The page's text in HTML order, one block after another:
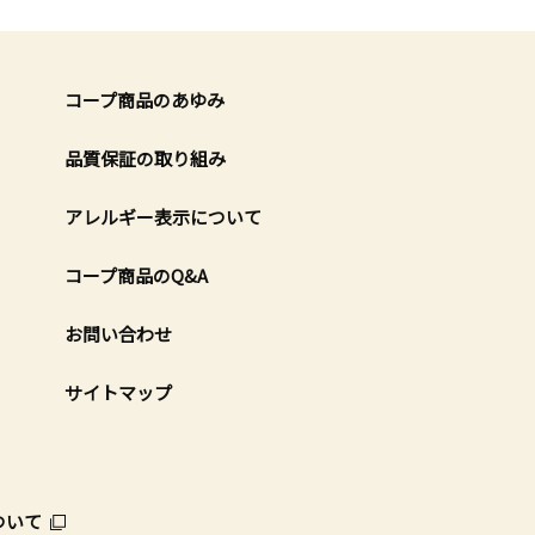
コープ商品のあゆみ
品質保証の取り組み
アレルギー表示について
コープ商品のQ&A
お問い合わせ
サイトマップ
いて